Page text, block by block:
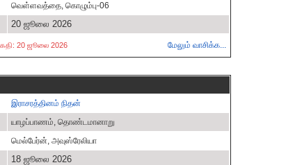
வெள்ளவத்தை, கொழும்பு-06
20 ஜூலை 2026
20 ஜூலை 2026 மேலும் வாசிக்க...
இராசரத்தினம் நிதன்
யாழப்பாணம், தொண்டமானாறு
மெல்பேர்ன், அவுஸ்ரேலியா
18 ஜூலை 2026